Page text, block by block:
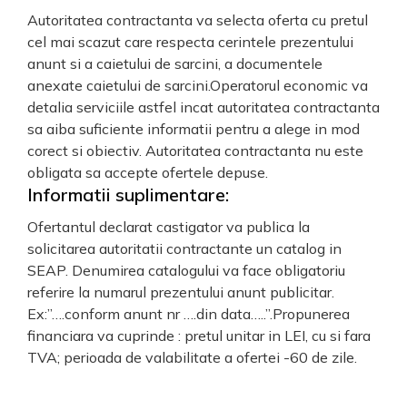
Autoritatea contractanta va selecta oferta cu pretul
cel mai scazut care respecta cerintele prezentului
anunt si a caietului de sarcini, a documentele
anexate caietului de sarcini.Operatorul economic va
detalia serviciile astfel incat autoritatea contractanta
sa aiba suficiente informatii pentru a alege in mod
corect si obiectiv. Autoritatea contractanta nu este
obligata sa accepte ofertele depuse.
Informatii suplimentare:
Ofertantul declarat castigator va publica la
solicitarea autoritatii contractante un catalog in
SEAP. Denumirea catalogului va face obligatoriu
referire la numarul prezentului anunt publicitar.
Ex:”….conform anunt nr ….din data…..”.Propunerea
financiara va cuprinde : pretul unitar in LEI, cu si fara
TVA; perioada de valabilitate a ofertei -60 de zile.